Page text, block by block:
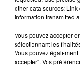
Musique
other data sources;
information transmitted
Vous pouvez accepter
sélectionnant les
Vous pouvez
accepter". Vos